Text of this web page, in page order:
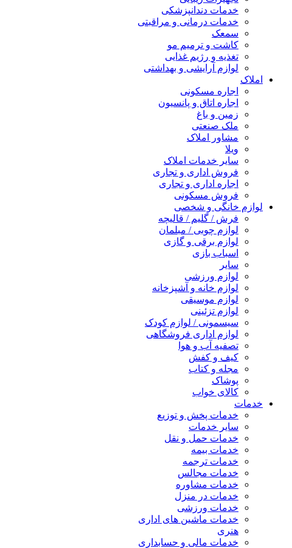
خدمات دندانپزشکی
خدمات درمانی و مراقبتی
سمعک
کاشت و ترمیم مو
تغذیه و رژیم غذایی
لوازم آرایشی و بهداشتی
املاک
اجاره مسکونی
اجاره اتاق و پانسیون
زمین و باغ
ملک صنعتی
مشاور املاک
ویلا
سایر خدمات املاک
فروش اداری و تجاری
اجاره اداری و تجاری
فروش مسکونی
لوازم خانگی و شخصی
فرش / گلیم / قالیچه
لوازم چوبی / مبلمان
لوازم برقی و گازی
اسباب بازی
سایر
لوازم ورزشی
لوازم خانه و آشپزخانه
لوازم موسیقی
لوازم تزئینی
سیسمونی / لوازم کودک
لوازم اداری فروشگاهی
تصفیه آب و هوا
کیف و کفش
مجله و کتاب
پوشاک
کالای خواب
خدمات
خدمات پخش و توزیع
سایر خدمات
خدمات حمل و نقل
خدمات بیمه
خدمات ترجمه
خدمات مجالس
خدمات مشاوره
خدمات در منزل
خدمات ورزشی
خدمات ماشین های اداری
هنری
خدمات مالی و حسابداری